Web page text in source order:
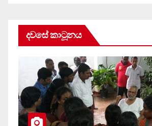
දවසේ කාටූනය